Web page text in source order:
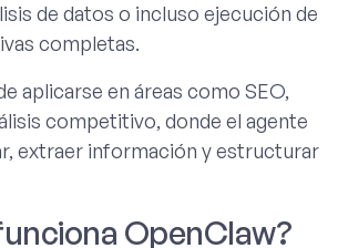
de datos o incluso ejecución de
completas.
aplicarse en áreas como SEO,
competitivo, donde el agente
extraer información y estructurar
OpenClaw?